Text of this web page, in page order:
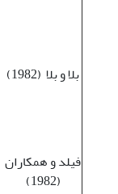
بلا و بلا (1982)
فیلد و همکاران
(1982)